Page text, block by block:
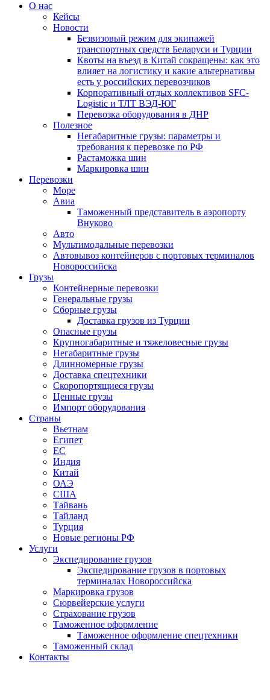
О нас
Кейсы
Новости
Безвизовый режим для экипажей
транспортных средств Беларуси и Турции
Квоты на въезд в Китай сокращены: как это
влияет на логистику и какие альтернативы
есть у российских перевозчиков
Корпоративный отдых коллективов SFC-
Logistic и ТЛТ ВЭД-ЮГ
Перевозка оборудования в ДНР
Полезное
Негабаритные грузы: параметры и
требования к перевозке по РФ
Растаможка шин
Маркировка шин
Перевозки
Море
Авиа
Таможенный представитель в аэропорту
Внуково
Авто
Мультимодальные перевозки
Автовывоз контейнеров с портовых терминалов
Новороссийска
Грузы
Контейнерные перевозки
Генеральные грузы
Сборные грузы
Доставка грузов из Турции
Опасные грузы
Крупногабаритные и тяжеловесные грузы
Негабаритные грузы
Длинномерные грузы
Доставка спецтехники
Скоропортящиеся грузы
Ценные грузы
Импорт оборудования
Страны
Вьетнам
Египет
ЕС
Индия
Китай
ОАЭ
США
Тайвань
Тайланд
Турция
Новые регионы РФ
Услуги
Экспедирование грузов
Экспедирование грузов в портовых
терминалах Новороссийска
Маркировка грузов
Сюрвейерские услуги
Страхование грузов
Таможенное оформление
Таможенное оформление спецтехники
Таможенный склад
Контакты